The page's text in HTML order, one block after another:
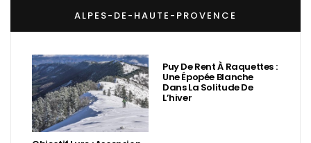
ALPES-DE-HAUTE-PROVENCE
Puy De Rent À Raquettes :
Une Épopée Blanche
Dans La Solitude De
L’hiver